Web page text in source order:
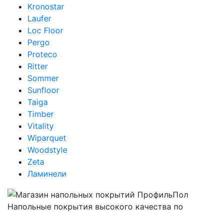
Kronostar
Laufer
Loc Floor
Pergo
Proteco
Ritter
Sommer
Sunfloor
Taiga
Timber
Vitality
Wiparquet
Woodstyle
Zeta
Ламинели
Напольные покрытия высокого качества по